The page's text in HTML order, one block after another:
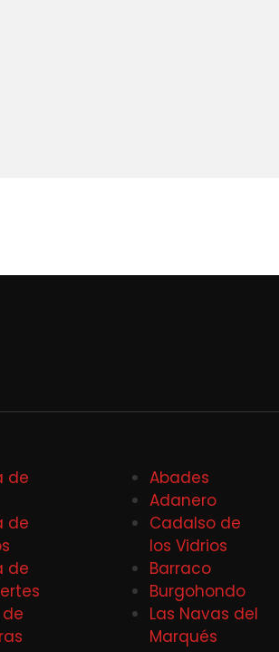
de
de
de
Abades
Adanero
Cadalso de
los Vidrios
Barraco
Burgohondo
Las Navas del
Marqués